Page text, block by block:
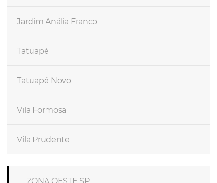
Jardim Anália Franco
Tatuapé
Tatuapé Novo
Vila Formosa
Vila Prudente
ZONA OESTE SP